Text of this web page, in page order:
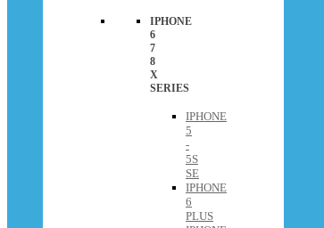
IPHONE
6
7
8
X
SERIES
IPHONE
5
-
5S
SE
IPHONE
6
PLUS